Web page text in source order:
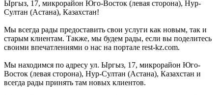
Ыргыз, 17, микрорайон Юго-Восток (левая сторона), Нур-
Султан (Астана), Казахстан!
Мы всегда рады предоставить свои услуги как новым, так и
старым клиентам. Также, мы будем рады, если вы поделитесь
своими впечатлениями о нас на портале rest-kz.com.
Мы находимся по адресу ул. Ыргыз, 17, микрорайон Юго-
Восток (левая сторона), Нур-Султан (Астана), Казахстан и
всегда рады принять там новых клиентов.